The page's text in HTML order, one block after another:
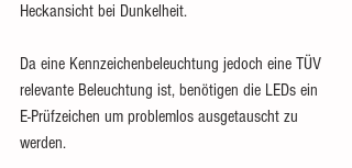
Heckansicht bei Dunkelheit.
Da eine Kennzeichenbeleuchtung jedoch eine TÜV
relevante Beleuchtung ist, benötigen die LEDs ein
E-Prüfzeichen um problemlos ausgetauscht zu
werden.